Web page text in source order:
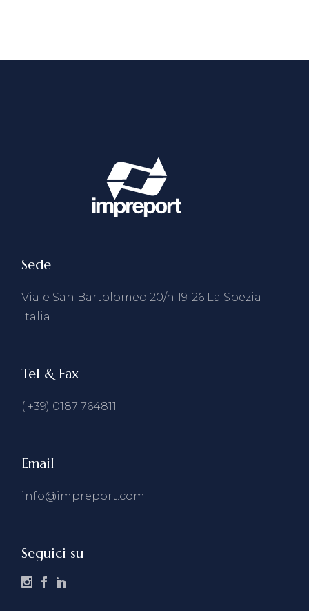
Sede
Viale San Bartolomeo 20/n 19126 La Spezia –
Italia
Tel & Fax
( +39) 0187 764811
Email
info@impreport.com
Seguici su